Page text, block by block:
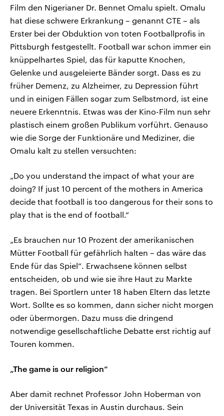
Film den Nigerianer Dr. Bennet Omalu spielt. Omalu
hat diese schwere Erkrankung – genannt CTE – als
Erster bei der Obduktion von toten Footballprofis in
Pittsburgh festgestellt. Football war schon immer ein
knüppelhartes Spiel, das für kaputte Knochen,
Gelenke und ausgeleierte Bänder sorgt. Dass es zu
früher Demenz, zu Alzheimer, zu Depression führt
und in einigen Fällen sogar zum Selbstmord, ist eine
neuere Erkenntnis. Etwas was der Kino-Film nun sehr
plastisch einem großen Publikum vorführt. Genauso
wie die Sorge der Funktionäre und Mediziner, die
Omalu kalt zu stellen versuchten:
„Do you understand the impact of what your are
doing? If just 10 percent of the mothers in America
decide that football is too dangerous for their sons to
play that is the end of football.“
„Es brauchen nur 10 Prozent der amerikanischen
Mütter Football für gefährlich halten – das wäre das
Ende für das Spiel“. Erwachsene können selbst
entscheiden, ob und wie sie ihre Haut zu Markte
tragen. Bei Sportlern unter 18 haben Eltern das letzte
Wort. Sollte es so kommen, dann sicher nicht morgen
oder übermorgen. Dazu muss die dringend
notwendige gesellschaftliche Debatte erst richtig auf
Touren kommen.
„The game is our religion“
Aber damit rechnet Professor John Hoberman von
der Universität Texas in Austin durchaus. Sein